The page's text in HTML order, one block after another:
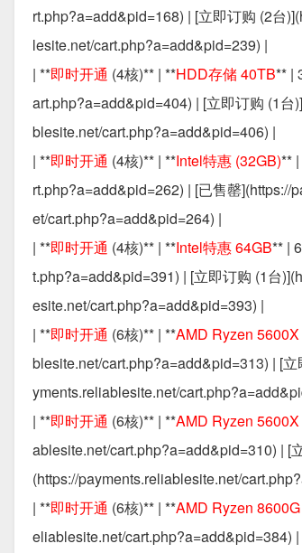
rt.php?a=add&pid=168) | [立即订购 (2台
lesite.net/cart.php?a=add&pid=239) |
| **即时开通 (4核)** | **HDD存储 40TB** |
art.php?a=add&pid=404) | [立即订购 (1
blesite.net/cart.php?a=add&pid=406) |
| **即时开通 (4核)** | **Intel特惠 (32GB)**
rt.php?a=add&pid=262) | [已售罄
et/cart.php?a=add&pid=264) |
| **即时开通 (4核)** | **Intel特惠 64GB** |
t.php?a=add&pid=391) | [立即订购 (1台
esite.net/cart.php?a=add&pid=393) |
| **即时开通 (6核)** | **AMD Ryzen
blesite.net/cart.php?a=add&pid=313) | [
yments.reliablesite.net/
| **即时开通 (6核)** | **AMD Ryzen
ablesite.net/cart.php?a=add&pid=310) | [
(https://payments.reliablesite.net/
| **即时开通 (6核)** | **AMD Ryzen
eliablesite.net/cart.php?a=add&pid=384)